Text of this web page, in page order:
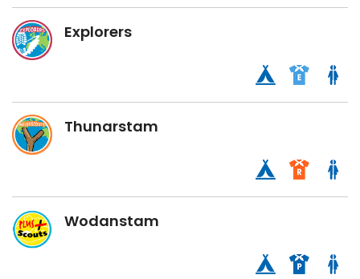
Explorers
Thunarstam
Wodanstam